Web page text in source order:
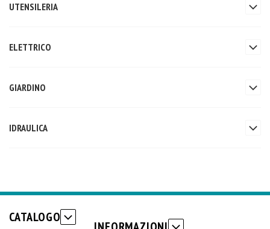
UTENSILERIA
ELETTRICO
GIARDINO
IDRAULICA
CATALOGO